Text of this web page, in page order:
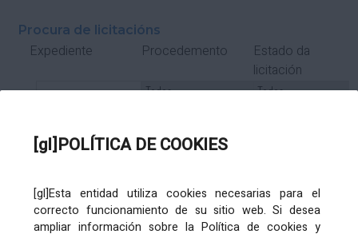
[gl]POLÍTICA DE COOKIES
[gl]Esta entidad utiliza cookies necesarias para el
correcto funcionamiento de su sitio web. Si desea
ampliar información sobre la Política de cookies y
Procura de licitacións
Expediente Procedemento
Estado da
licitación
Subcontrato Tramitación
Órgano de contratación Título